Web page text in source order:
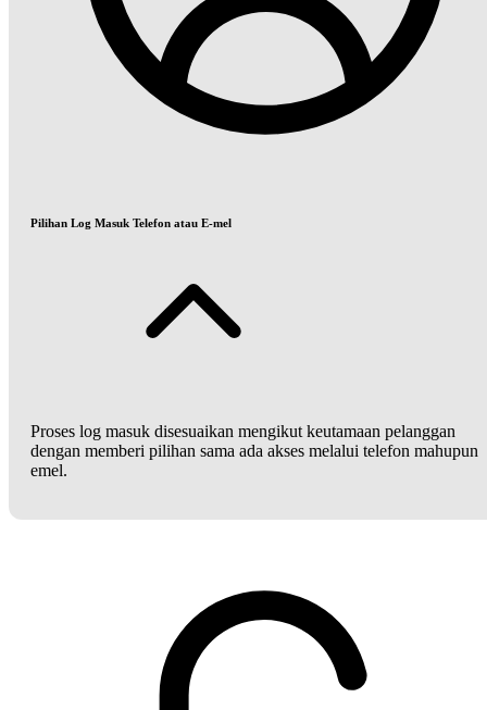
Pilihan Log Masuk Telefon atau E-mel
Proses log masuk disesuaikan mengikut keutamaan pelanggan
dengan memberi pilihan sama ada akses melalui telefon mahupun
emel.